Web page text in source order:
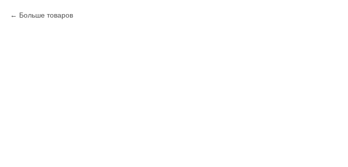
Больше товаров